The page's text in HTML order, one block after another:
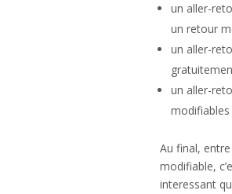
un aller-
un retour
un aller-
un aller-
Au final,
modifiable,
interessant